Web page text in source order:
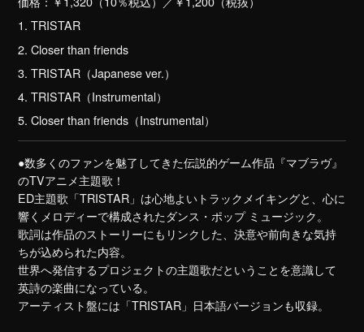
1. TRISTAR
2. Closer than friends
3. TRISTAR（Japanese ver.）
4. TRISTAR（Instrumental）
5. Closer than friends（Instrumental）
●数多くのファンを魅了してきた伝説的ゲーム作品『マブラヴ』
のTVアニメ主題歌！
ED主題歌「TRISTAR」は心地よいトラックメイキングと、心に
響くメロディーで構成されたダンス・ポップ ミュージック。
歌詞は作品のストーリーにもリンクした、決意や前向きな気持
ちが込められた内容。
世界へ発信するプロジェクトの主題歌だということを意識して
英詩の楽曲になっている。
アーティスト盤には「TRISTAR」日本語バージョンも収録。